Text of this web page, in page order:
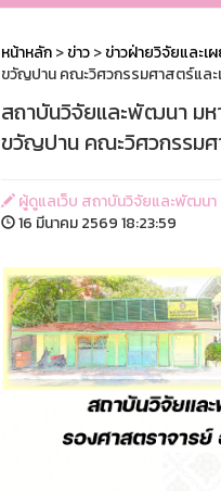
หน้าหลัก>ข่าว>ข่าวฝ่ายวิจัยและเ
ขวัญปาน คณะวิศวกรรมศาสตร์และ
สถาบันวิจัยและพัฒนา ม
ขวัญปาน คณะวิศวกรรมศ
ผู้ดูแลเว็บ สถาบันวิจัยและพัฒนา
16 มีนาคม 2569 18:23:59